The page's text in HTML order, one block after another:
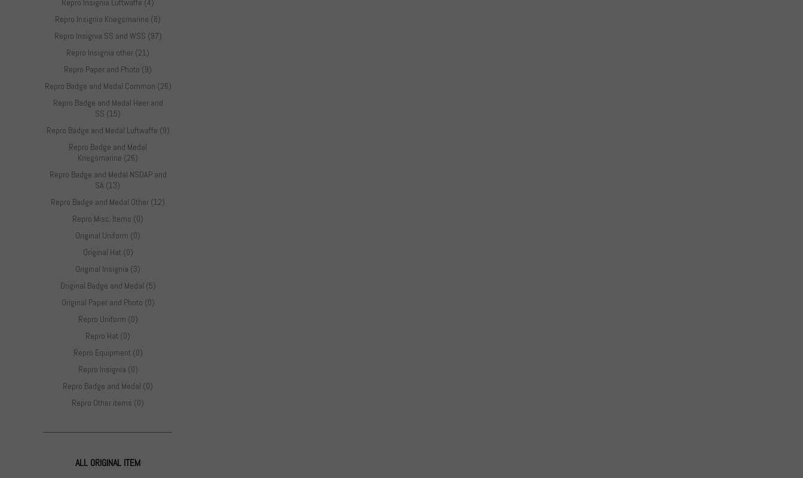
Repro Insignia Luftwaffe (4)
Repro Insignia Kriegsmarine (8)
Repro Insignia SS and WSS (97)
Repro Insignia other (21)
Repro Paper and Photo (9)
Repro Badge and Medal Common (26)
Repro Badge and Medal Heer and
SS (15)
Repro Badge and Medal Luftwaffe (9)
Repro Badge and Medal
Kriegsmarine (26)
Repro Badge and Medal NSDAP and
SA (13)
Repro Badge and Medal Other (12)
Repro Misc. Items (0)
Original Uniform (0)
Original Hat (0)
Original Insignia (3)
Original Badge and Medal (5)
Original Paper and Photo (0)
Repro Uniform (0)
Repro Hat (0)
Repro Equipment (0)
Repro Insignia (0)
Repro Badge and Medal (0)
Repro Other items (0)
ALL ORIGINAL ITEM